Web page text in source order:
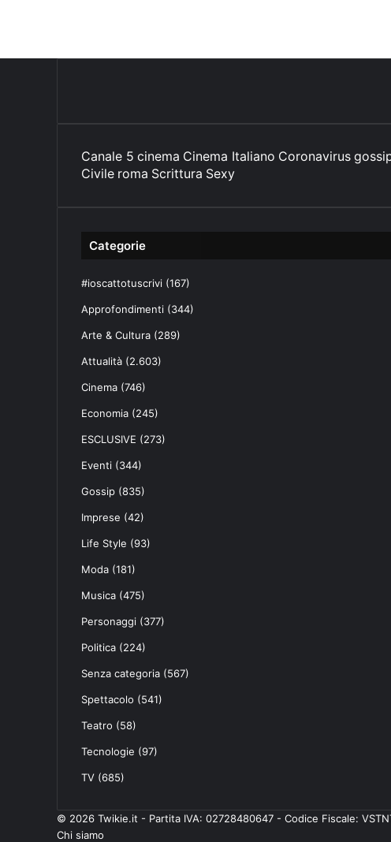
Canale 5 cinema Cinema Italiano Coronavirus
Civile roma Scrittura Sexy
Categorie
#ioscattotuscrivi (167)
Approfondimenti (344)
Arte & Cultura (289)
Attualità (2.603)
Cinema (746)
Economia (245)
ESCLUSIVE (273)
Eventi (344)
Gossip (835)
Imprese (42)
Life Style (93)
Moda (181)
Musica (475)
Personaggi (377)
Politica (224)
Senza categoria (567)
Spettacolo (541)
Teatro (58)
Tecnologie (97)
TV (685)
© 2026 Twikie.it - Partita IVA: 02728480647 - Codice Fiscale:
Chi siamo